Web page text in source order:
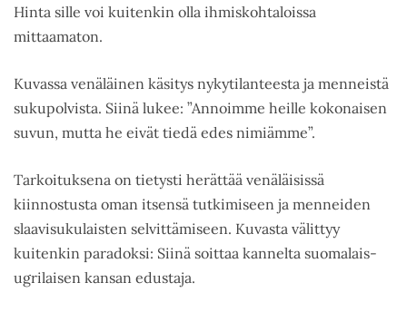
Hinta sille voi kuitenkin olla ihmiskohtaloissa
mittaamaton.
Kuvassa venäläinen käsitys nykytilanteesta ja menneistä
sukupolvista. Siinä lukee: ”Annoimme heille kokonaisen
suvun, mutta he eivät tiedä edes nimiämme”.
Tarkoituksena on tietysti herättää venäläisissä
kiinnostusta oman itsensä tutkimiseen ja menneiden
slaavisukulaisten selvittämiseen. Kuvasta välittyy
kuitenkin paradoksi: Siinä soittaa kannelta suomalais-
ugrilaisen kansan edustaja.